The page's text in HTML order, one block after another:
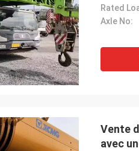
Axle No:
Vente
avec